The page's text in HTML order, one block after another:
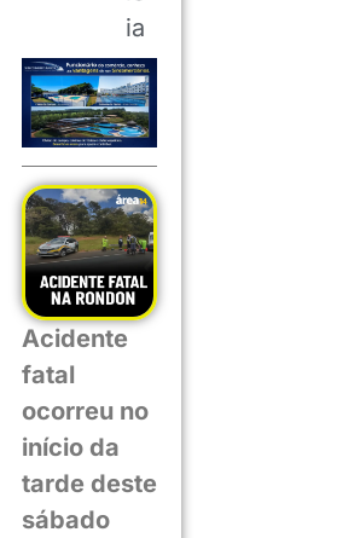
ia
Acidente
fatal
ocorreu no
início da
tarde deste
sábado